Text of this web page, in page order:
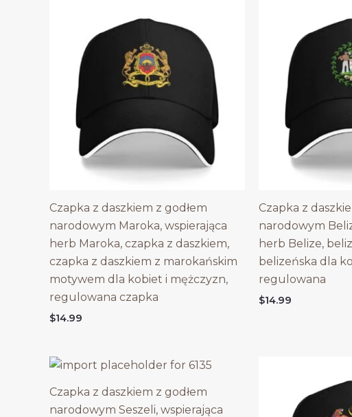
Czapka z daszkiem z godłem
narodowym Maroka, wspierająca
herb Maroka, czapka z daszkiem,
czapka z daszkiem z marokańskim
motywem dla kobiet i mężczyzn,
regulowana czapka
$14.99
Czapka z
narodowym
herb Belize,
belizeńska dla
regulowana
$14.99
Czapka z daszkiem z godłem
narodowym Seszeli, wspierająca